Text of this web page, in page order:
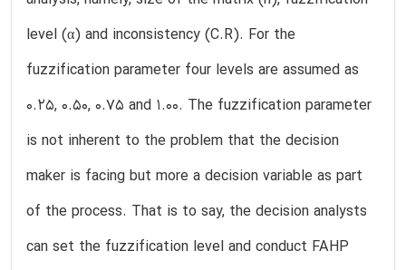
level (α) and inconsistency (C.R). For the
fuzzification parameter four levels are assumed as
0.25, 0.50, 0.75 and 1.00. The fuzzification parameter
is not inherent to the problem that the decision
maker is facing but more a decision variable as part
of the process. That is to say, the decision analysts
can set the fuzzification level and conduct FAHP